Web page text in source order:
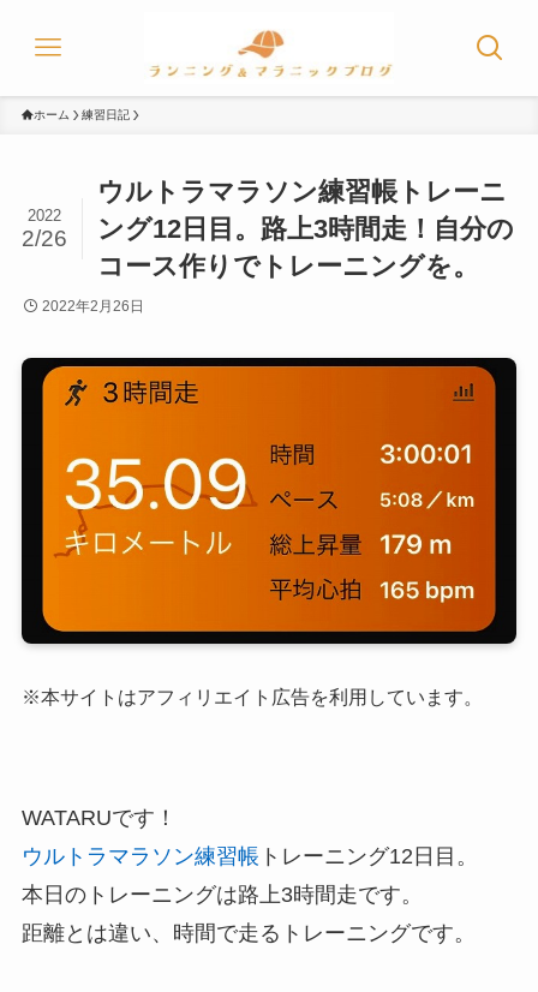
ホーム 練習日記
ウルトラマラソン練習帳トレーニ
ング12日目。路上3時間走！自分の
コース作りでトレーニングを。
2022
2/26
2022年2月26日
※本サイトはアフィリエイト広告を利用しています。
WATARUです！
ウルトラマラソン練習帳 トレーニング12日目。
本日のトレーニングは路上3時間走です。
距離とは違い、時間で走るトレーニングです。